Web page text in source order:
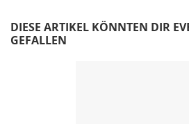
DIESE ARTIKEL KÖNNTEN DIR
GEFALLEN